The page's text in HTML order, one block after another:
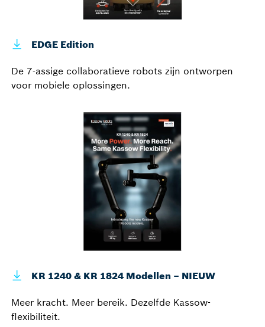
EDGE Edition
De 7-assige collaboratieve robots zijn ontworpen
voor mobiele oplossingen.
KR 1240 & KR 1824 Modellen – NIEUW
Meer kracht. Meer bereik. Dezelfde Kassow-
flexibiliteit.